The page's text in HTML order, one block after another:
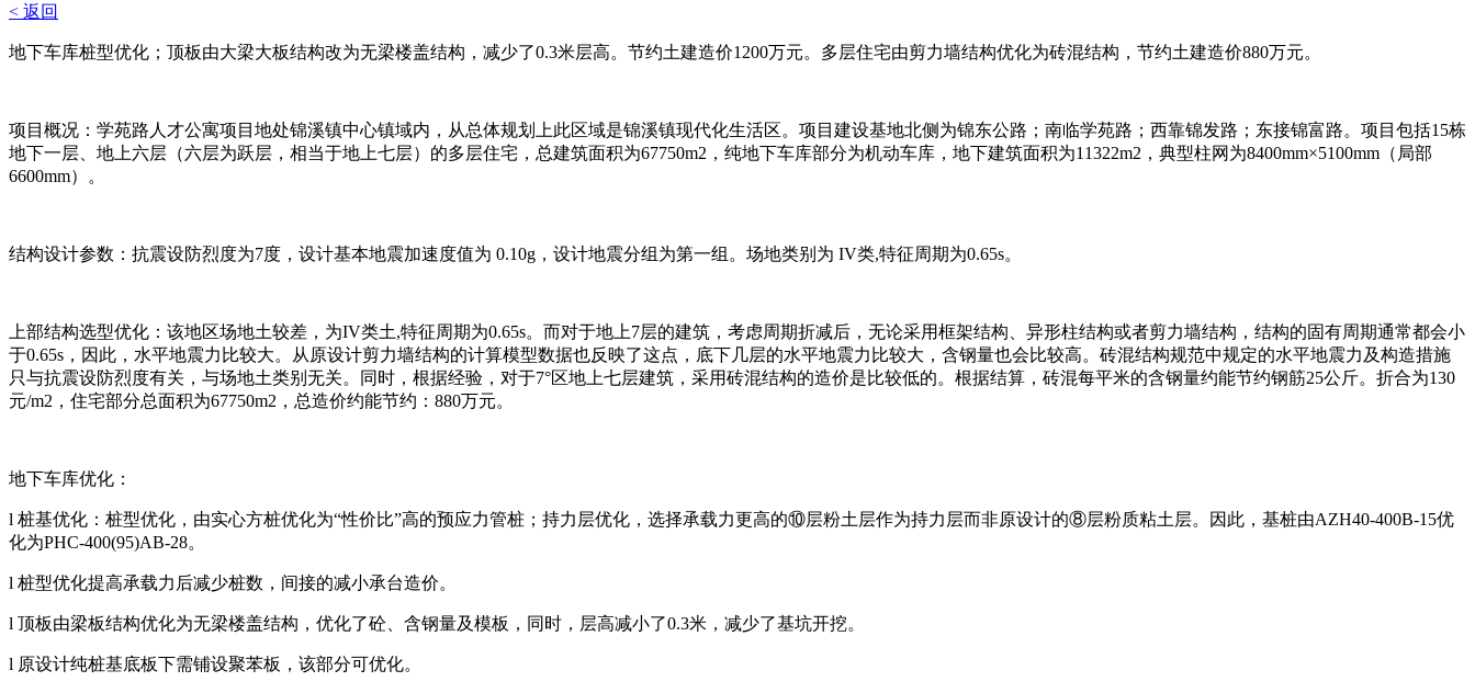
< 返回
地下车库桩型优化；顶板由大梁大板结构改为无梁楼盖结构，减少了0.3米层高。节约土建造价1200万元。多层住宅由剪力墙结构优化为砖混结构，节约土建造价880万元。
项目概况：学苑路人才公寓项目地处锦溪镇中心镇域内，从总体规划上此区域是锦溪镇现代化生活区。项目建设基地北侧为锦东公路；南临学苑路；西靠锦发路；东接锦富路。项目包括15栋
地下一层、地上六层（六层为跃层，相当于地上七层）的多层住宅，总建筑面积为67750m2，纯地下车库部分为机动车库，地下建筑面积为11322m2，典型柱网为8400mm×5100mm（局部
6600mm）。
结构设计参数：抗震设防烈度为7度，设计基本地震加速度值为 0.10g，设计地震分组为第一组。场地类别为 IV类,特征周期为0.65s。
上部结构选型优化：该地区场地土较差，为IV类土,特征周期为0.65s。而对于地上7层的建筑，考虑周期折减后，无论采用框架结构、异形柱结构或者剪力墙结构，结构的固有周期通常都会小
于0.65s，因此，水平地震力比较大。从原设计剪力墙结构的计算模型数据也反映了这点，底下几层的水平地震力比较大，含钢量也会比较高。砖混结构规范中规定的水平地震力及构造措施
只与抗震设防烈度有关，与场地土类别无关。同时，根据经验，对于7°区地上七层建筑，采用砖混结构的造价是比较低的。根据结算，砖混每平米的含钢量约能节约钢筋25公斤。折合为130
元/m2，住宅部分总面积为67750m2，总造价约能节约：880万元。
地下车库优化：
l 桩基优化：桩型优化，由实心方桩优化为“性价比”高的预应力管桩；持力层优化，选择承载力更高的⑩层粉土层作为持力层而非原设计的⑧层粉质粘土层。因此，基桩由AZH40-400B-15优
化为PHC-400(95)AB-28。
l 桩型优化提高承载力后减少桩数，间接的减小承台造价。
l 顶板由梁板结构优化为无梁楼盖结构，优化了砼、含钢量及模板，同时，层高减小了0.3米，减少了基坑开挖。
l 原设计纯桩基底板下需铺设聚苯板，该部分可优化。